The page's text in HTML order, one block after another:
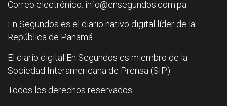
Correo electrónico: info@ensegundos.com.pa
En Segundos es el diario nativo digital líder de la
República de Panamá.
El diario digital En Segundos es miembro de la
Sociedad Interamericana de Prensa (SIP).
Todos los derechos reservados.